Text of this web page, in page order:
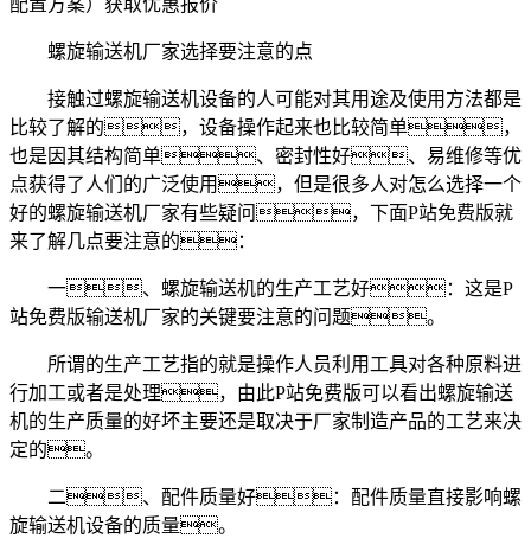
螺旋输送机厂家选择要注意的点
接触过螺旋输送机设备的人可能对其用途及使用方法都是
比较了解的，设备操作起来也比较简单，
也是因其结构简单、密封性好、易维修等优
点获得了人们的广泛使用，但是很多人对怎么选择一个
好的螺旋输送机厂家有些疑问，下面P站免费版就
来了解几点要注意的：
一、螺旋输送机的生产工艺好：这是P
站免费版输送机厂家的关键要注意的问题。
所谓的生产工艺指的就是操作人员利用工具对各种原料进
行加工或者是处理，由此P站免费版可以看出螺旋输送
机的生产质量的好坏主要还是取决于厂家制造产品的工艺来决
定的。
二、配件质量好：配件质量直接影响螺
旋输送机设备的质量。